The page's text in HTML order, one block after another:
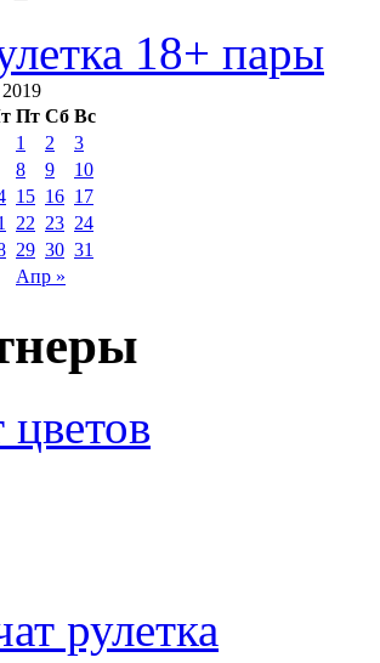
18+ пары
Пт Сб Вс
Апр »
1 2
3
8 9
10
15 16 17
22 23 24
29 30 31
цветов
рулетка